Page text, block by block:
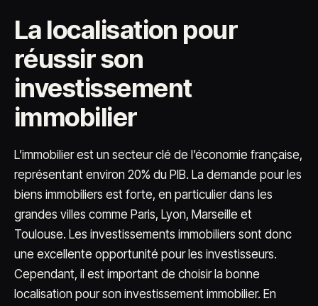
La localisation pour
réussir son
investissement
immobilier
L’immobilier est un secteur clé de l’économie française,
représentant environ 20% du PIB. La demande pour les
biens immobiliers est forte, en particulier dans les
grandes villes comme Paris, Lyon, Marseille et
Toulouse. Les investissements immobiliers sont donc
une excellente opportunité pour les investisseurs.
Cependant, il est important de choisir la bonne
localisation pour son investissement immobilier. En